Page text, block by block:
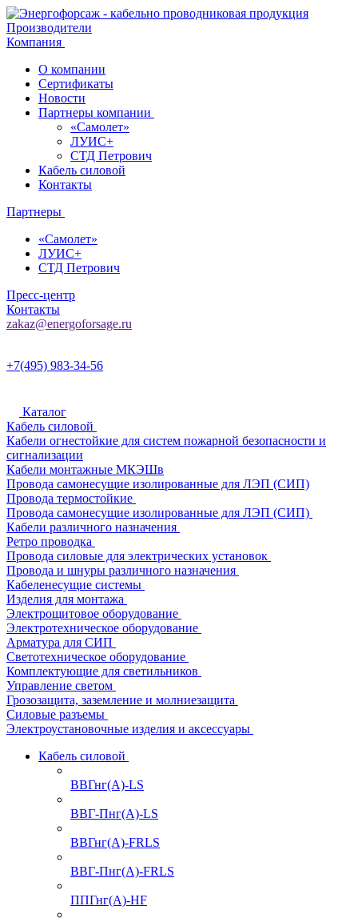
Производители
Компания
О компании
Сертификаты
Новости
Партнеры компании
«Самолет»
ЛУИС+
СТД Петрович
Кабель силовой
Контакты
Партнеры
«Самолет»
ЛУИС+
СТД Петрович
Пресс-центр
Контакты
zakaz@energoforsage.ru
+7(495) 983-34-56
Каталог
Кабель силовой
Кабели огнестойкие для систем пожарной безопасности и
сигнализации
Кабели монтажные МКЭШв
Провода самонесущие изолированные для ЛЭП (СИП)
Провода термостойкие
Провода самонесущие изолированные для ЛЭП (СИП)
Кабели различного назначения
Ретро проводка
Провода силовые для электрических установок
Провода и шнуры различного назначения
Кабеленесущие системы
Изделия для монтажа
Электрощитовое оборудование
Электротехническое оборудование
Арматура для СИП
Светотехническое оборудование
Комплектующие для светильников
Управление светом
Грозозащита, заземление и молниезащита
Силовые разъемы
Электроустановочные изделия и аксессуары
Кабель силовой
ВВГнг(А)-LS
ВВГ-Пнг(А)-LS
ВВГнг(А)-FRLS
ВВГ-Пнг(А)-FRLS
ППГнг(А)-HF